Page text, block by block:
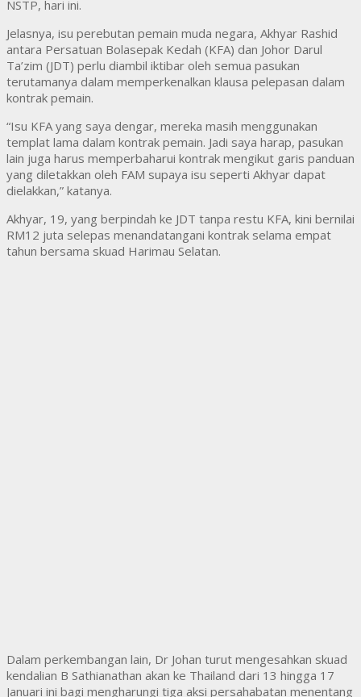
NSTP, hari ini.
Jelasnya, isu perebutan pemain muda negara, Akhyar Rashid
antara Persatuan Bolasepak Kedah (KFA) dan Johor Darul
Ta’zim (JDT) perlu diambil iktibar oleh semua pasukan
terutamanya dalam memperkenalkan klausa pelepasan dalam
kontrak pemain.
“Isu KFA yang saya dengar, mereka masih menggunakan
templat lama dalam kontrak pemain. Jadi saya harap, pasukan
lain juga harus memperbaharui kontrak mengikut garis panduan
yang diletakkan oleh FAM supaya isu seperti Akhyar dapat
dielakkan,” katanya.
Akhyar, 19, yang berpindah ke JDT tanpa restu KFA, kini bernilai
RM12 juta selepas menandatangani kontrak selama empat
tahun bersama skuad Harimau Selatan.
Dalam perkembangan lain, Dr Johan turut mengesahkan skuad
kendalian B Sathianathan akan ke Thailand dari 13 hingga 17
Januari ini bagi mengharungi tiga aksi persahabatan menentang